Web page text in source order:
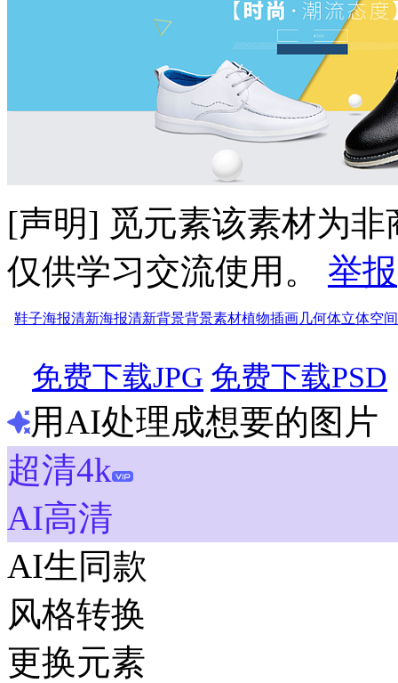
[声明] 觅元素该素材为
仅供学习交流使用。 举报
鞋子海报清新海报清新背景背景素材植物插画几何体立体空间
免费下载JPG 免费下载PSD
用AI处理成想要的图片
超清4k
AI高清
AI生同款
风格转换
更换元素